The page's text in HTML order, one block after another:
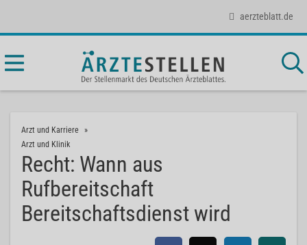
aerzteblatt.de
Arzt und Karriere
Arzt und Klinik
Recht: Wann aus
Rufbereitschaft
Bereitschaftsdienst wird